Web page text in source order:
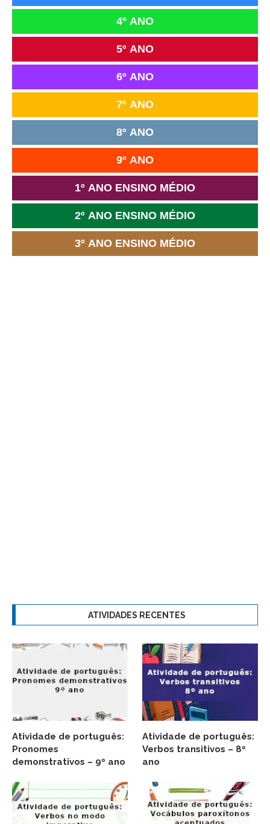
4º ANO
5º ANO
6º ANO
7º ANO
8º ANO
9º ANO
1º ANO ENSINO MÉDIO
2º ANO ENSINO MÉDIO
3º ANO ENSINO MÉDIO
ATIVIDADES RECENTES
Atividade de português:
Pronomes
demonstrativos – 9º ano
Atividade de português:
Verbos transitivos – 8º
ano